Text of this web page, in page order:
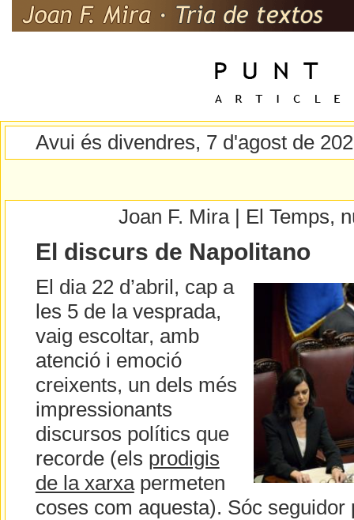
Avui és divendres, 7 d'agost de
Joan F. Mira | El Temps,
El discurs de Napolitano
El dia 22 d’abril, cap a
les 5 de la vesprada,
vaig escoltar, amb
atenció i emoció
creixents, un dels més
impressionants
discursos polítics que
recorde (els prodigis
de la xarxapermeten
coses com aquesta). Sóc seguidor